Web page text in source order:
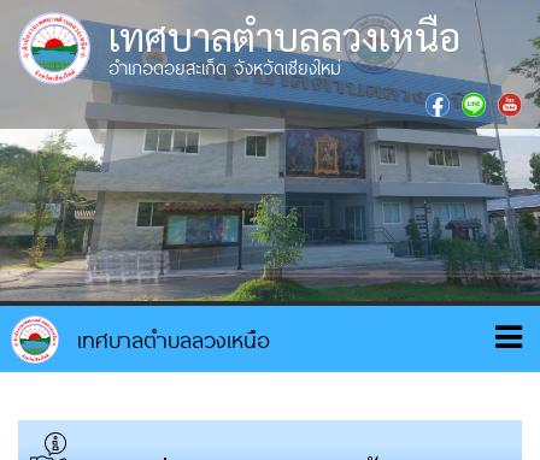
เทศบาลตำบลลวงเหนือ
อำเภอดอยสะเก็ด จังหวัดเชียงใหม่